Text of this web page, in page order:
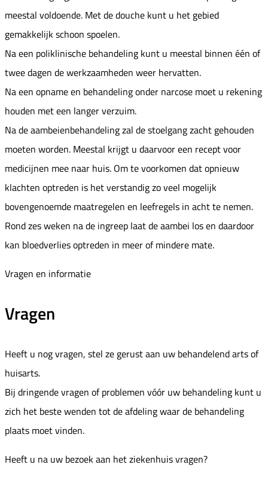
meestal voldoende. Met de douche kunt u het gebied
gemakkelijk schoon spoelen.
Na een poliklinische behandeling kunt u meestal binnen één of
twee dagen de werkzaamheden weer hervatten.
Na een opname en behandeling onder narcose moet u rekening
houden met een langer verzuim.
Na de aambeienbehandeling zal de stoelgang zacht gehouden
moeten worden. Meestal krijgt u daarvoor een recept voor
medicijnen mee naar huis. Om te voorkomen dat opnieuw
klachten optreden is het verstandig zo veel mogelijk
bovengenoemde maatregelen en leefregels in acht te nemen.
Rond zes weken na de ingreep laat de aambei los en daardoor
kan bloedverlies optreden in meer of mindere mate.
Vragen en informatie
Vragen
Heeft u nog vragen, stel ze gerust aan uw behandelend arts of
huisarts.
Bij dringende vragen of problemen vóór uw behandeling kunt u
zich het beste wenden tot de afdeling waar de behandeling
plaats moet vinden.
Heeft u na uw bezoek aan het ziekenhuis vragen?